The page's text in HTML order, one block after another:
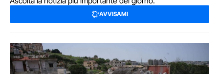
AVVISAMI